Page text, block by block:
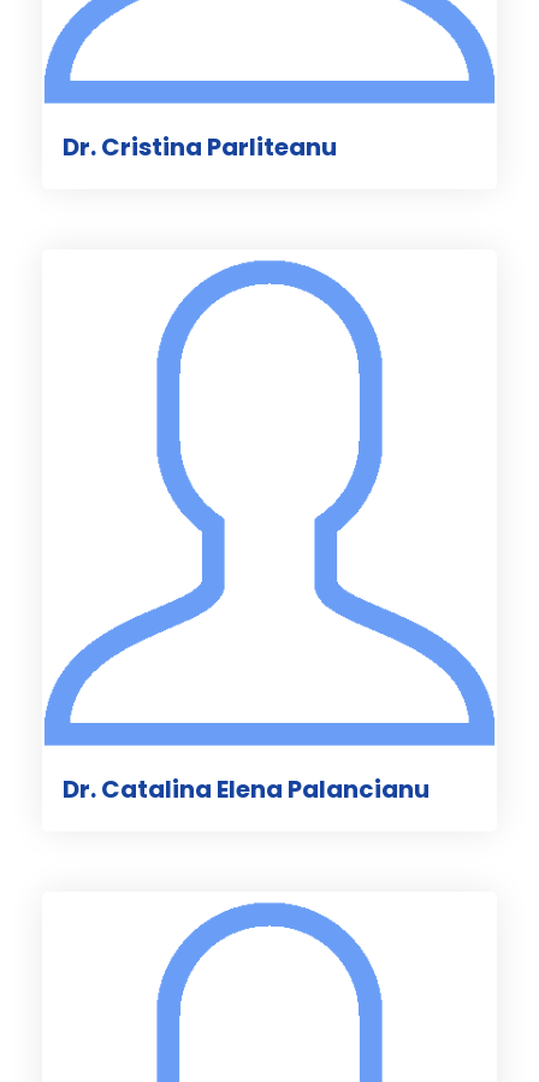
Dr. Cristina Parliteanu
Dr. Catalina Elena Palancianu